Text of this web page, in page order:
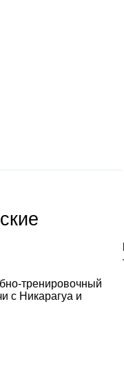
тренировочный
с Никарагуа и